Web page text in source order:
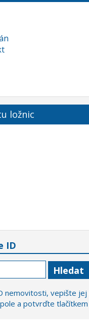
ložnic
ID
nemovitosti, vepište jej
a potvrďte tlačítkem